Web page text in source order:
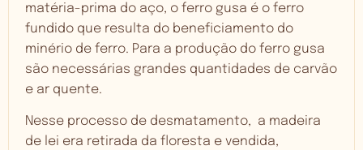
matéria-prima do aço, o ferro gusa é o ferro
fundido que resulta do beneficiamento do
minério de ferro. Para a produção do ferro gusa
são necessárias grandes quantidades de carvão
e ar quente.
Nesse processo de desmatamento, a madeira
de lei era retirada da floresta e vendida,